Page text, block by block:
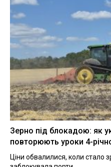
Зерно під блокадою: як
повторюють уроки 4-
Ціни обвалилися, коли стало